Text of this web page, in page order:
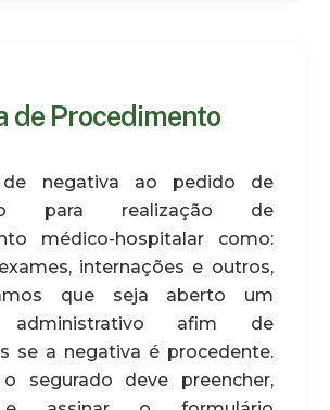
de Procedimento
negativa ao pedido de
para realização de
médico-hospitalar como:
internações e outros,
que seja aberto um
administrativo afim de
se a negativa é procedente.
segurado deve preencher,